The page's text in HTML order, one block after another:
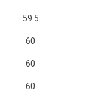
59.5
60
60
60